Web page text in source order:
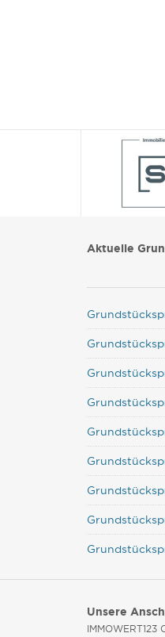
Aktuelle
Unsere
IMMOWERT123